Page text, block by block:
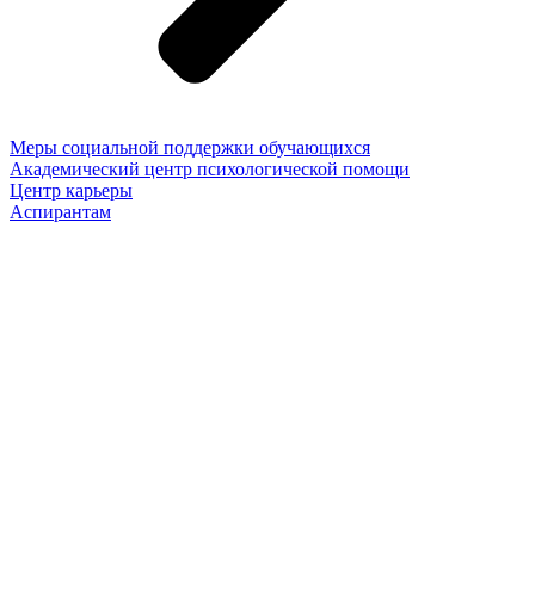
Меры социальной поддержки обучающихся
Академический центр психологической помощи
Центр карьеры
Аспирантам